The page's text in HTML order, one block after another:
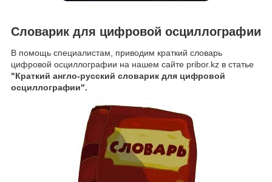
Словарик для цифровой осциллографии
В помощь специалистам, приводим краткий словарь
цифровой осциллографии на нашем сайте pribor.kz в статье
"Краткий англо-русский словарик для цифровой
осциллографии".